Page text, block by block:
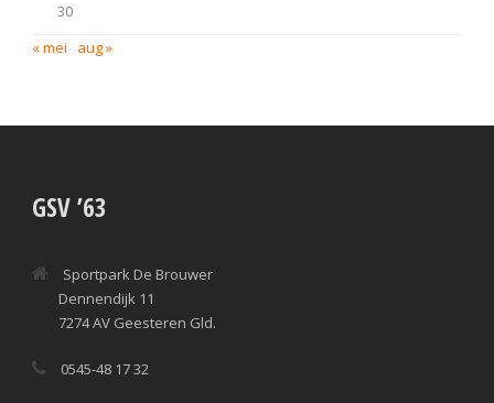
30
« mei
aug »
GSV ’63
Sportpark De Brouwer
Dennendijk 11
7274 AV Geesteren Gld.
0545-48 17 32